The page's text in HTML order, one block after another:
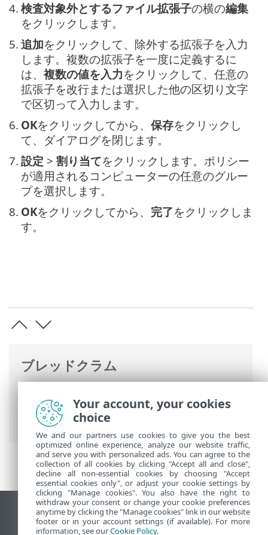
ブレッドクラム
Antivirus for Linux>コマンドと ESET
Endpoint Antivirus for Linux
4. 検査対象外とするファイル拡張子の横の編集
をクリックします。
5. 追加をクリックして、除外する拡張子を入力
します。複数の拡張子を一度に定義するに
は、 複数の値を入力をクリックして、任意の
拡張子を改行または選択した他の区切り文字
で区切って入力します。
6. OKをクリックしてから、 保存をクリックし
て、ダイアログを閉じます。
7. 設定 > 割り当てをクリックします。ポリシー
が適用されるコンピューターの任意のグルー
プを選択します。
8. OKをクリックしてから、 完了をクリックしま
す。
デスクトップサイトの表示
Your account, your cookies
choice
We and our partners use cookies to give you the best
optimized online experience, analyze our website traffic,
and serve you with personalized ads. You can agree to the
collection of all cookies by clicking "Accept all and close",
decline all non-essential cookies by choosing "Accept
essential cookies only", or adjust your cookie settings by
clicking "Manage cookies". You also have the right to
withdraw your consent or change your cookie preferences
anytime by clicking the "Manage cookies" link in our website
footer or in your account settings (if available). For more
information, see ourCookie Policy.